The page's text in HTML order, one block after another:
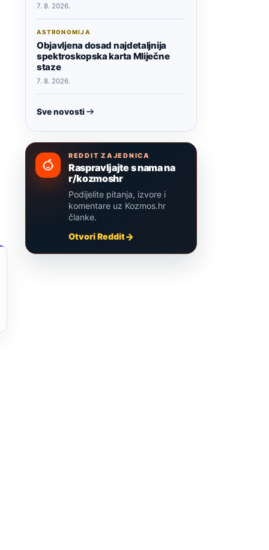
7. 8. 2026.
ASTRONOMIJA
Objavljena dosad najdetaljnija
spektroskopska karta Mliječne
staze
7. 8. 2026.
Sve novosti
REDDIT ZAJEDNICA
Raspravljajte s nama na
r/kozmoshr
Podijelite pitanja, izvore i
komentare uz Kozmos.hr
članke.
Otvori Reddit